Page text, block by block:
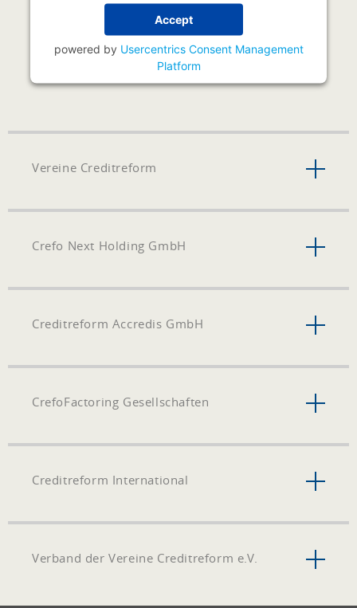
Accept
powered by Usercentrics Consent Management
Platform
Vereine Creditreform
Crefo Next Holding GmbH
Creditreform Accredis GmbH
CrefoFactoring Gesellschaften
Creditreform International
Verband der Vereine Creditreform e.V.